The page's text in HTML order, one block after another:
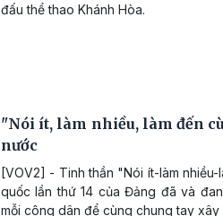
đấu thể thao Khánh Hòa.
"Nói ít, làm nhiều, làm đến
nước
[VOV2] - Tinh thần "Nói ít-làm
quốc lần thứ 14 của Đảng đã và
mỗi công dân để cùng chung tay